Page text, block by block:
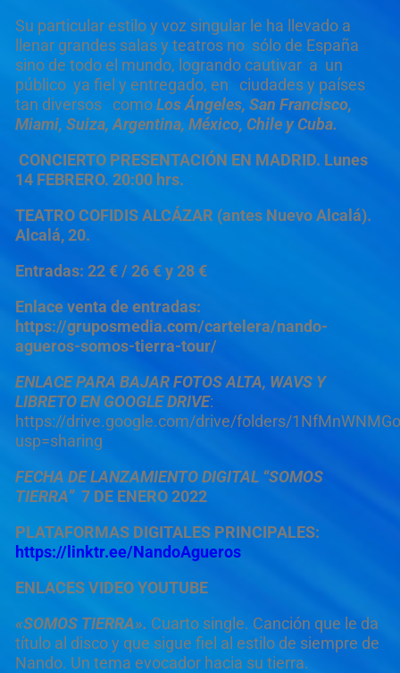
Su particular estilo y voz singular le ha llevado a
llenar grandes salas y teatros no sólo de España
sino de todo el mundo, logrando cautivar a un
público ya fiel y entregado, en ciudades y países
tan diversos comoLos Ángeles, San Francisco,
Miami, Suiza, Argentina, México, Chile y Cuba.
CONCIERTO PRESENTACIÓN EN MADRID. Lunes
14 FEBRERO. 20:00 hrs.
TEATRO COFIDIS ALCÁZAR (antes Nuevo Alcalá).
Alcalá, 20.
Entradas: 22 € / 26 € y 28 €
Enlace venta de entradas:
https://gruposmedia.com/cartelera/nando-
agueros-somos-tierra-tour/
ENLACE PARA BAJAR FOTOS ALTA, WAVS Y
LIBRETO EN GOOGLE DRIVE:
https://drive.google.com/drive/folders/
usp=sharing
FECHA DE LANZAMIENTO DIGITAL “SOMOS
TIERRA”7 DE ENERO 2022
PLATAFORMAS DIGITALES PRINCIPALES:
https://linktr.ee/NandoAgueros
ENLACES VIDEO YOUTUBE
«SOMOS TIERRA». Cuarto single. Canción que le da
título al disco y que sigue fiel al estilo de siempre de
Nando. Un tema evocador hacia su tierra.